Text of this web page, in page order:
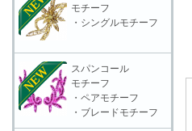
モチーフ
・シングルモチーフ
スパンコール
モチーフ
・ペアモチーフ
・ブレードモチーフ